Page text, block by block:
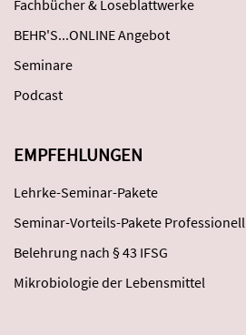
Fachbücher & Loseblattwerke
BEHR'S...ONLINE Angebot
Seminare
Podcast
EMPFEHLUNGEN
Lehrke-Seminar-Pakete
Seminar-Vorteils-Pakete Professionell
Belehrung nach § 43 IFSG
Mikrobiologie der Lebensmittel